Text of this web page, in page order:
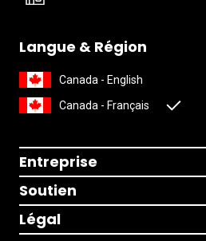
Langue & Région
Canada - English
Canada - Français
Entreprise
Soutien
Légal